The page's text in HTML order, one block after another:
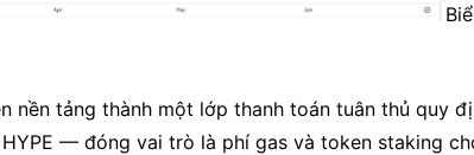
nền tảng thành một lớp thanh toán tuân thủ quy
— đóng vai trò là phí gas và token staking